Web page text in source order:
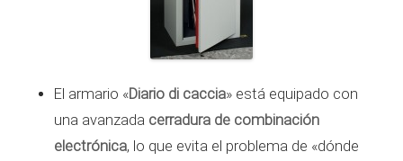
El armario «Diario di caccia» está equipado con
una avanzada cerradura de combinación
electrónica, lo que evita el problema de «dónde